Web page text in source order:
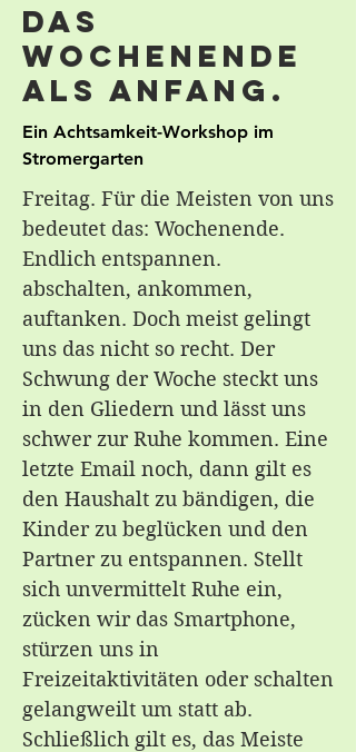
Das
Wochenende
als Anfang.
Ein Achtsamkeit-Workshop im
Stromergarten
Freitag. Für die Meisten von uns
bedeutet das: Wochenende.
Endlich entspannen.
abschalten, ankommen,
auftanken. Doch meist gelingt
uns das nicht so recht. Der
Schwung der Woche steckt uns
in den Gliedern und lässt uns
schwer zur Ruhe kommen. Eine
letzte Email noch, dann gilt es
den Haushalt zu bändigen, die
Kinder zu beglücken und den
Partner zu entspannen. Stellt
sich unvermittelt Ruhe ein,
zücken wir das Smartphone,
stürzen uns in
Freizeitaktivitäten oder schalten
gelangweilt um statt ab.
Schließlich gilt es, das Meiste